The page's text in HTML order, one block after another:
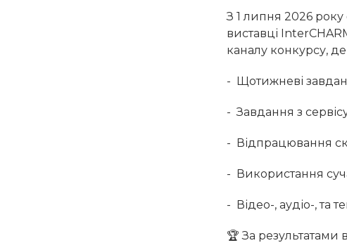
З 1 липня 2026 року
виставці
каналу конкурсу,
- Щотижневі
- Завдання з
- Відпрацювання
- Використання
- Відео-, аудіо-, та
🏆 За результатами